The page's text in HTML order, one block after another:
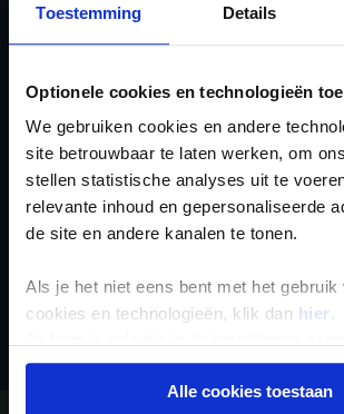
Toestemming Details
Optionele cookies en technologieën
We gebruiken cookies en andere
site betrouwbaar te laten werken, om
stellen statistische analyses uit te
relevante inhoud en gepersonaliseerde
de site en andere kanalen te tonen.
Als je het niet eens bent met het gebruik
cookies en technologieën, klik dan hier .
onder aan de pagina op elk gewenst
toekomst wijzigen.Alle cookies toestaan
voor de
Inschrijven